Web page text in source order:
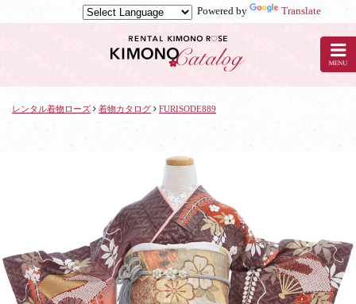
Powered by
Translate
ル
レ
ン
レンタル着物ローズ 着物カタログ FURISODE889